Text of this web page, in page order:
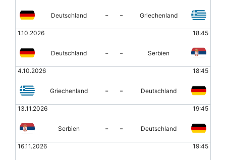
Deutschland - - Griechenland
1.10.2026 18:45
Deutschland - - Serbien
4.10.2026 18:45
Griechenland - - Deutschland
13.11.2026 19:45
Serbien - - Deutschland
16.11.2026 19:45